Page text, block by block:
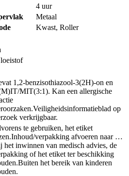
4 uur
Metaal
Kwast, Roller
1,2-benzisothiazool-3(2H)-on en
MIT(3:1). Kan een allergische
Veiligheidsinformatieblad op
verkrijgbaar.
te gebruiken, het etiket
Inhoud/verpakking afvoeren naar …
het inwinnen van medisch advies, de
of het etiket ter beschikking
Buiten het bereik van kinderen